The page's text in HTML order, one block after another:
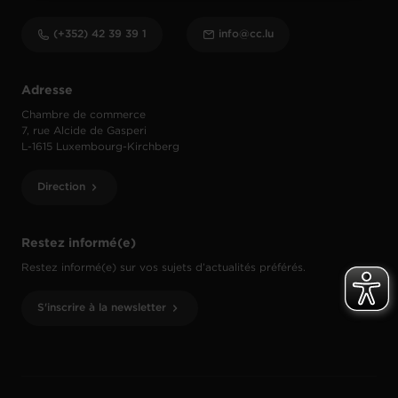
Restez informé(e)
Restez informé(e) sur vos sujets d’actualités préférés.
S'inscrire à la newsletter
Adresse
Chambre de commerce
7, rue Alcide de Gasperi
L-1615 Luxembourg-Kirchberg
Direction
(+352) 42 39 39 1 info@cc.lu